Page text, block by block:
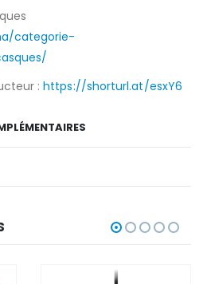
categorie-
:https://shorturl.at/esxY6